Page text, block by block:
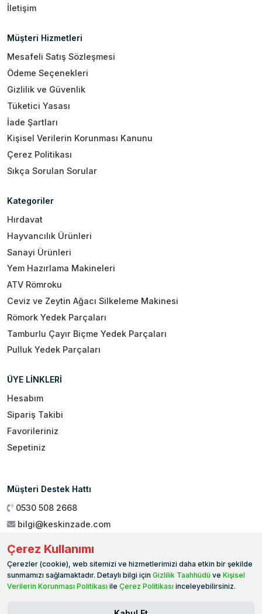
İletişim
Müşteri Hizmetleri
Mesafeli Satış Sözleşmesi
Ödeme Seçenekleri
Gizlilik ve Güvenlik
Tüketici Yasası
İade Şartları
Kişisel Verilerin Korunması Kanunu
Çerez Politikası
Sıkça Sorulan Sorular
Kategoriler
Hırdavat
Hayvancılık Ürünleri
Sanayi Ürünleri
Yem Hazırlama Makineleri
ATV Römroku
Ceviz ve Zeytin Ağacı Silkeleme Makinesi
Römork Yedek Parçaları
Tamburlu Çayır Biçme Yedek Parçaları
Pulluk Yedek Parçaları
ÜYE LİNKLERİ
Hesabım
Sipariş Takibi
Favorileriniz
Sepetiniz
Müşteri Destek Hattı
0530 508 2668
bilgi@keskinzade.com
Genel Merkez: Yükseliş Mah. 1461. Sokak No:2/1 19 Mayıs
Ballıca / SAMSUN
Çerez Kullanımı
Çerezler (cookie), web sitemizi ve hizmetlerimizi daha etkin bir şekilde
sunmamızı sağlamaktadır. Detaylı bilgi için Gizlilik Taahhüdü ve Kişisel
Verilerin Korunması Politikası ile Çerez Politikası inceleyebilirsiniz.